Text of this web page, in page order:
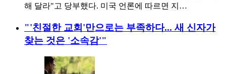
해 달라"고 당부했다. 미국 언론에 따르면 지…
"'친절한 교회'만으로는 부족하다... 새 신자가
찾는 것은 '소속감'"